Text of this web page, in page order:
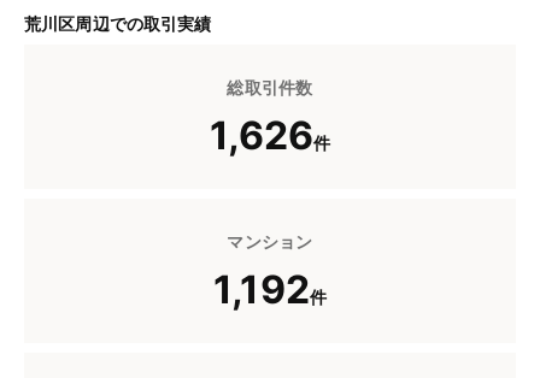
荒川区周辺での取引実績
総取引件数
1,626件
マンション
1,192件